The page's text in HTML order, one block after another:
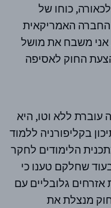
כוחו של
החברה האמריקאית
אני משבח את מושל
החוק לאסיפה
האסיפה 331 הייתה עוברת ללא וטו, היא
בקליפורניה ללמוד
הלימודים לחקר
שחלקם טענו כי
גלובליים עם
מנצלת את